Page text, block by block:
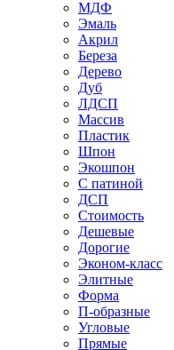
МДФ
Эмаль
Акрил
Береза
Дерево
Дуб
ЛДСП
Массив
Пластик
Шпон
Экошпон
С патиной
ДСП
Стоимость
Дешевые
Дорогие
Эконом-класс
Элитные
Форма
П-образные
Угловые
Прямые